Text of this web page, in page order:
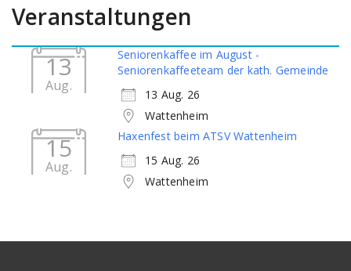
Veranstaltungen
13
Aug.
Seniorenkaffee im August -
Seniorenkaffeeteam der kath. Gemeinde
13 Aug. 26
Wattenheim
15
Aug.
Haxenfest beim ATSV Wattenheim
15 Aug. 26
Wattenheim